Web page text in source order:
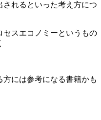
れるといった考え方につ
セスエコノミーというもの
には参考になる書籍かも